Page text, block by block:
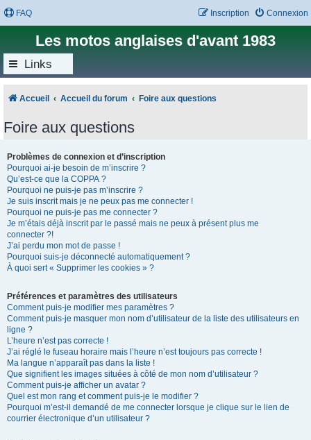
FAQ Connexion
Inscription
Les motos anglaises d'avant 1983
Links
Accueil Accueil du forum Foire aux questions
Foire aux questions
Problèmes de connexion et d’inscription
Pourquoi ai-je besoin de m’inscrire ?
Qu’est-ce que la COPPA ?
Pourquoi ne puis-je pas m’inscrire ?
Je suis inscrit mais je ne peux pas me connecter !
Pourquoi ne puis-je pas me connecter ?
Je m’étais déjà inscrit par le passé mais ne peux à présent plus me
connecter ?!
J’ai perdu mon mot de passe !
Pourquoi suis-je déconnecté automatiquement ?
À quoi sert « Supprimer les cookies » ?
Préférences et paramètres des utilisateurs
Comment puis-je modifier mes paramètres ?
Comment puis-je masquer mon nom d’utilisateur de la liste des utilisateurs en
ligne ?
L’heure n’est pas correcte !
J’ai réglé le fuseau horaire mais l’heure n’est toujours pas correcte !
Ma langue n’apparaît pas dans la liste !
Que signifient les images situées à côté de mon nom d’utilisateur ?
Comment puis-je afficher un avatar ?
Quel est mon rang et comment puis-je le modifier ?
Pourquoi m’est-il demandé de me connecter lorsque je clique sur le lien de
courrier électronique d’un utilisateur ?